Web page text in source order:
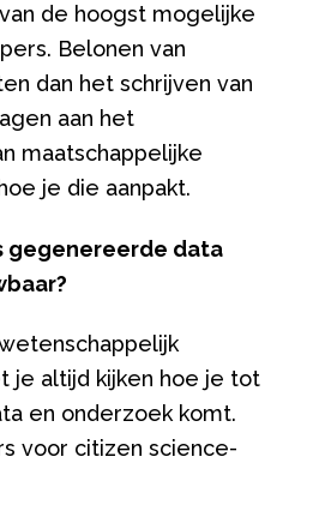
de hoogst mogelijke
Belonen van
dan het schrijven van
aan het
maatschappelijke
je die aanpakt.
gegenereerde data
je altijd kijken hoe je tot
en onderzoek komt.
voor citizen science-